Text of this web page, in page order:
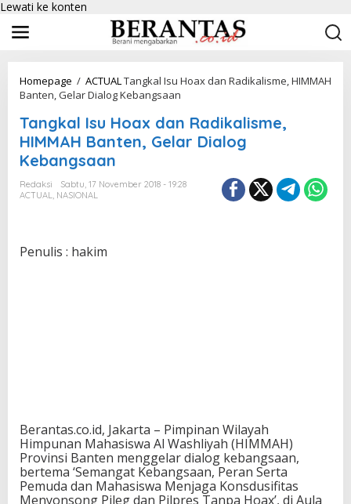
Lewati ke konten
Homepage / ACTUALTangkal Isu Hoax dan Radikalisme, HIMMAH
Banten, Gelar Dialog Kebangsaan
Tangkal Isu Hoax dan Radikalisme,
HIMMAH Banten, Gelar Dialog
Kebangsaan
Redaksi
Sabtu, 17 November 2018 - 19:28
ACTUAL, NASIONAL
Penulis : hakim
Berantas.co.id, Jakarta – Pimpinan Wilayah
Himpunan Mahasiswa Al Washliyah (HIMMAH)
Provinsi Banten menggelar dialog kebangsaan,
bertema ‘Semangat Kebangsaan, Peran Serta
Pemuda dan Mahasiswa Menjaga Konsdusifitas
Menyonsong Pileg dan Pilpres Tanpa Hoax’, di Aula